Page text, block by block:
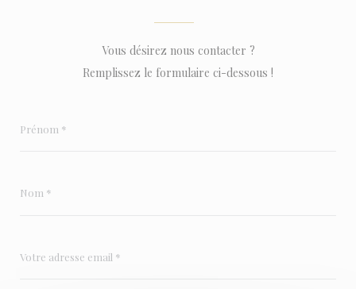
Vous désirez nous contacter ?
Remplissez le formulaire ci-dessous !